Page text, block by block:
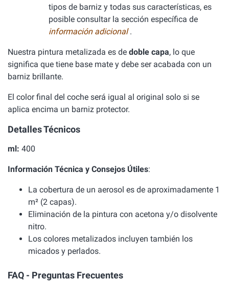
tipos de barniz y todas sus características, es
posible consultar la sección específica de
información adicional.
Nuestra pintura metalizada es de doble capa, lo que
significa que tiene base mate y debe ser acabada con un
barniz brillante.
El color final del coche será igual al original solo si se
aplica encima un barniz protector.
Detalles Técnicos
ml: 400
Información Técnica y Consejos Útiles:
La cobertura de un aerosol es de aproximadamente 1
m² (2 capas).
Eliminación de la pintura con acetona y/o disolvente
nitro.
Los colores metalizados incluyen también los
micados y perlados.
FAQ - Preguntas Frecuentes